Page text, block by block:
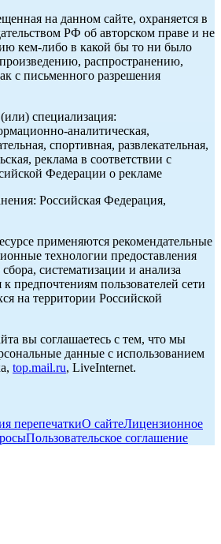
на данном сайте, охраняется в
РФ об авторском праве и не
кем-либо в какой бы то ни было
распространению,
с письменного разрешения
специализация:
аналитическая,
спортивная, развлекательная,
реклама в соответствии с
Федерации о рекламе
Российская Федерация,
применяются рекомендательные
технологии предоставления
систематизации и анализа
предпочтениям пользователей сети
на территории Российской
вы соглашаетесь с тем, что мы
данные с использованием
top.mail.ru, LiveInternet.
перепечаткиО сайтеЛицензионное
Пользовательское соглашение